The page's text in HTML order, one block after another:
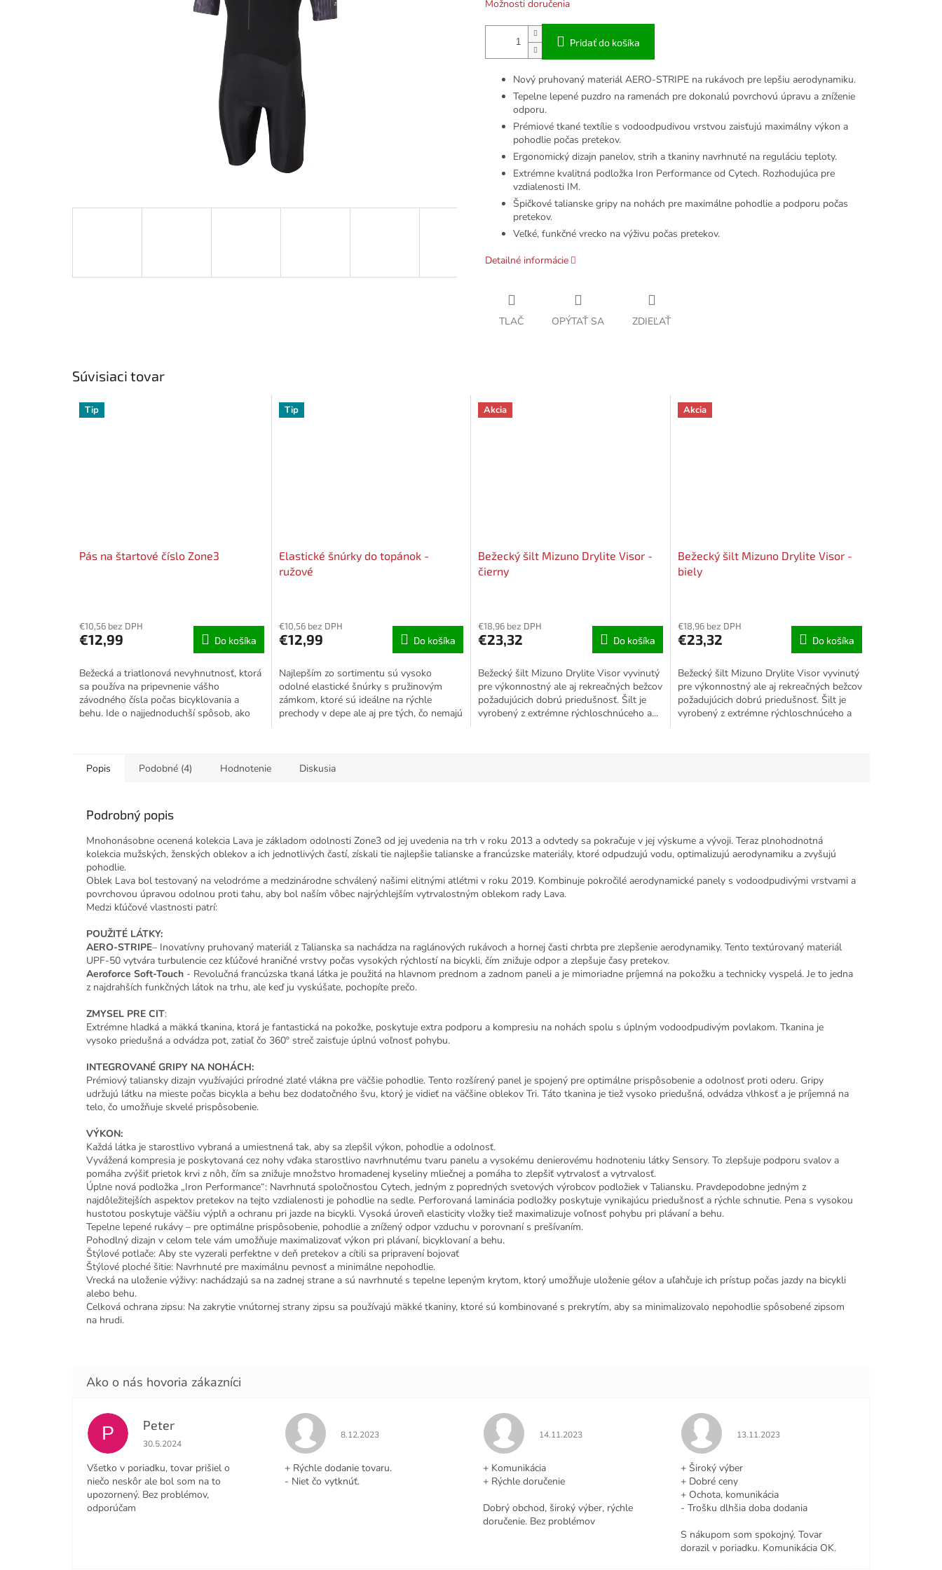
Možnosti doručenia
Pridať do košíka
Nový pruhovaný materiál AERO-STRIPE na rukávoch pre lepšiu aerodynamiku.
Tepelne lepené puzdro na ramenách pre dokonalú povrchovú úpravu a zníženie
odporu.
Prémiové tkané textílie s vodoodpudivou vrstvou zaisťujú maximálny výkon a
pohodlie počas pretekov.
Ergonomický dizajn panelov, strih a tkaniny navrhnuté na reguláciu teploty.
Extrémne kvalitná podložka Iron Performance od Cytech. Rozhodujúca pre
vzdialenosti IM.
Špičkové talianske gripy na nohách pre maximálne pohodlie a podporu počas
pretekov.
Veľké, funkčné vrecko na výživu počas pretekov.
Detailné informácie
TLAČ OPÝTAŤ SA ZDIEĽAŤ
Súvisiaci tovar
Tip
Pás na štartové číslo Zone3
produktu
je
z
hviezdičiek.
€10,56 bez DPH
€12,99 Do košíka
Bežecká a triatlonová nevyhnutnosť, ktorá
sa používa na pripevnenie vášho
závodného čísla počas bicyklovania a
behu. Ide o najjednoduchší spôsob, ako
Tip
Elastické šnúrky do topánok -
ružové
produktu
je
z
hviezdičiek.
€10,56 bez DPH
€12,99 Do košíka
Najlepším zo sortimentu sú vysoko
odolné elastické šnúrky s pružinovým
zámkom, ktoré sú ideálne na rýchle
prechody v depe ale aj pre tých, čo nemajú
Akcia
Bežecký šilt Mizuno Drylite Visor -
čierny
€18,96 bez DPH
€23,32 Do košíka
Bežecký šilt Mizuno Drylite Visor vyvinutý
pre výkonnostný ale aj rekreačných bežcov
požadujúcich dobrú priedušnosť. Šilt je
vyrobený z extrémne rýchloschnúceho a...
Akcia
Bežecký šilt Mizuno Drylite Visor -
biely
€18,96 bez DPH
€23,32 Do košíka
Bežecký šilt Mizuno Drylite Visor vyvinutý
pre výkonnostný ale aj rekreačných bežcov
požadujúcich dobrú priedušnosť. Šilt je
vyrobený z extrémne rýchloschnúceho a
Popis Podobné (4) Hodnotenie Diskusia
Podrobný popis
Mnohonásobne ocenená kolekcia Lava je základom odolnosti Zone3 od jej uvedenia na trh v roku 2013 a odvtedy sa pokračuje v jej výskume a vývoji. Teraz plnohodnotná
kolekcia mužských, ženských oblekov a ich jednotlivých častí, získali tie najlepšie talianske a francúzske materiály, ktoré odpudzujú vodu, optimalizujú aerodynamiku a zvyšujú
pohodlie.
Oblek Lava bol testovaný na velodróme a medzinárodne schválený našimi elitnými atlétmi v roku 2019. Kombinuje pokročilé aerodynamické panely s vodoodpudivými vrstvami a
povrchovou úpravou odolnou proti ťahu, aby bol naším vôbec najrýchlejším vytrvalostným oblekom rady Lava.
Medzi kľúčové vlastnosti patrí:
POUŽITÉ LÁTKY:
AERO-STRIPE– Inovatívny pruhovaný materiál z Talianska sa nachádza na raglánových rukávoch a hornej časti chrbta pre zlepšenie aerodynamiky. Tento textúrovaný materiál
UPF-50 vytvára turbulencie cez kľúčové hraničné vrstvy počas vysokých rýchlostí na bicykli, čím znižuje odpor a zlepšuje časy pretekov.
Aeroforce Soft-Touch - Revolučná francúzska tkaná látka je použitá na hlavnom prednom a zadnom paneli a je mimoriadne príjemná na pokožku a technicky vyspelá. Je to jedna
z najdrahších funkčných látok na trhu, ale keď ju vyskúšate, pochopíte prečo.
ZMYSEL PRE CIT:
Extrémne hladká a mäkká tkanina, ktorá je fantastická na pokožke, poskytuje extra podporu a kompresiu na nohách spolu s úplným vodoodpudivým povlakom. Tkanina je
vysoko priedušná a odvádza pot, zatiaľ čo 360º streč zaisťuje úplnú voľnosť pohybu.
INTEGROVANÉ GRIPY NA NOHÁCH:
Prémiový taliansky dizajn využívajúci prírodné zlaté vlákna pre väčšie pohodlie. Tento rozšírený panel je spojený pre optimálne prispôsobenie a odolnosť proti oderu. Gripy
udržujú látku na mieste počas bicykla a behu bez dodatočného švu, ktorý je vidieť na väčšine oblekov Tri. Táto tkanina je tiež vysoko priedušná, odvádza vlhkosť a je príjemná na
telo, čo umožňuje skvelé prispôsobenie.
VÝKON:
Každá látka je starostlivo vybraná a umiestnená tak, aby sa zlepšil výkon, pohodlie a odolnosť.
Vyvážená kompresia je poskytovaná cez nohy vďaka starostlivo navrhnutému tvaru panelu a vysokému denierovému hodnoteniu látky Sensory. To zlepšuje podporu svalov a
pomáha zvýšiť prietok krvi z nôh, čím sa znižuje množstvo hromadenej kyseliny mliečnej a pomáha to zlepšiť vytrvalosť a vytrvalosť.
Úplne nová podložka „Iron Performance“: Navrhnutá spoločnosťou Cytech, jedným z popredných svetových výrobcov podložiek v Taliansku. Pravdepodobne jedným z
najdôležitejších aspektov pretekov na tejto vzdialenosti je pohodlie na sedle. Perforovaná laminácia podložky poskytuje vynikajúcu priedušnosť a rýchle schnutie. Pena s vysokou
hustotou poskytuje väčšiu výplň a ochranu pri jazde na bicykli. Vysoká úroveň elasticity vložky tiež maximalizuje voľnosť pohybu pri plávaní a behu.
Tepelne lepené rukávy – pre optimálne prispôsobenie, pohodlie a znížený odpor vzduchu v porovnaní s prešívaním.
Pohodlný dizajn v celom tele vám umožňuje maximalizovať výkon pri plávaní, bicyklovaní a behu.
Štýlové potlače: Aby ste vyzerali perfektne v deň pretekov a cítili sa pripravení bojovať
Štýlové ploché šitie: Navrhnuté pre maximálnu pevnosť a minimálne nepohodlie.
Vrecká na uloženie výživy: nachádzajú sa na zadnej strane a sú navrhnuté s tepelne lepeným krytom, ktorý umožňuje uloženie gélov a uľahčuje ich prístup počas jazdy na bicykli
alebo behu.
Celková ochrana zipsu: Na zakrytie vnútornej strany zipsu sa používajú mäkké tkaniny, ktoré sú kombinované s prekrytím, aby sa minimalizovalo nepohodlie spôsobené zipsom
na hrudi.
P Peter
Hodnotenie obchodu je 4 z 5 hviezdičiek.
30.5.2024
Všetko v poriadku, tovar prišiel o
niečo neskôr ale bol som na to
upozornený. Bez problémov,
odporúčam
Hodnotenie obchodu je 5 z 5 hviezdičiek.
8.12.2023
+ Rýchle dodanie tovaru.
- Niet čo vytknúť.
Hodnotenie obchodu je 5 z 5 hviezdičiek.
14.11.2023
+ Komunikácia
+ Rýchle doručenie
Dobrý obchod, široký výber, rýchle
doručenie. Bez problémov
Hodnotenie obchodu je 5 z 5 hviezdičiek.
13.11.2023
+ Široký výber
+ Dobré ceny
+ Ochota, komunikácia
- Trošku dlhšia doba dodania
S nákupom som spokojný. Tovar
dorazil v poriadku. Komunikácia OK.